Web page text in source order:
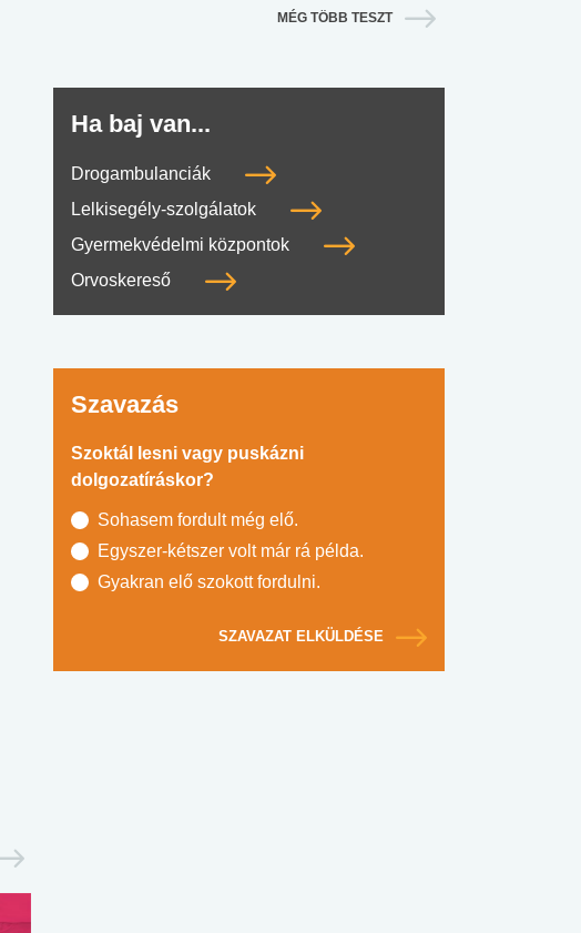
MÉG TÖBB TESZT
Ha baj van...
Drogambulanciák
Lelkisegély-szolgálatok
Gyermekvédelmi központok
Orvoskereső
Szavazás
Szoktál lesni vagy puskázni
dolgozatíráskor?
Sohasem fordult még elő.
Egyszer-kétszer volt már rá példa.
Gyakran elő szokott fordulni.
SZAVAZAT ELKÜLDÉSE